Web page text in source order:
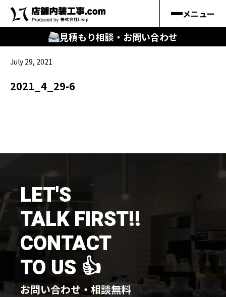
メニュー
見積もり相談・お問い合わせ
キーワードから
知る
はじめての方
店舗内装工事.comの強み
施工までの流れ
コラムを読む
お客様のこえ
July 29, 2021
2021_4_29-6
LET'S
TALK FIRST!!
CONTACT
TO US 👍
お問い合わせ・相談無料